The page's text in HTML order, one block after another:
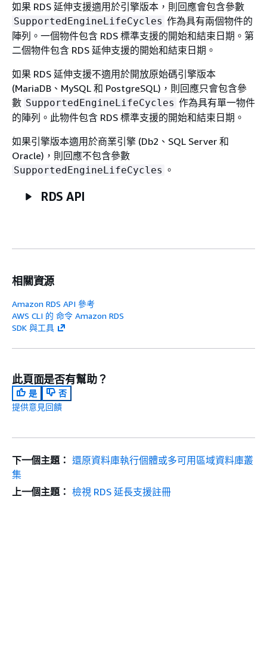
如果 RDS 延伸支援適用於引擎版本，則回應會包含參數
SupportedEngineLifeCycles 作為具有兩個物件的
陣列。一個物件包含 RDS 標準支援的開始和結束日期。第
二個物件包含 RDS 延伸支援的開始和結束日期。
如果 RDS 延伸支援不適用於開放原始碼引擎版本
(MariaDB、MySQL 和 PostgreSQL)，則回應只會包含參
數 SupportedEngineLifeCycles 作為具有單一物件
的陣列。此物件包含 RDS 標準支援的開始和結束日期。
如果引擎版本適用於商業引擎 (Db2、SQL Server 和
Oracle)，則回應不包含參數
SupportedEngineLifeCycles 。
RDS API
相關資源
Amazon RDS API 參考
AWS CLI 的 命令 Amazon RDS
SDK 與工具
此頁面是否有幫助？
是
否
提供意見回饋
下一個主題： 還原資料庫執行個體或多可用區域資料庫叢
集
上一個主題： 檢視 RDS 延長支援註冊